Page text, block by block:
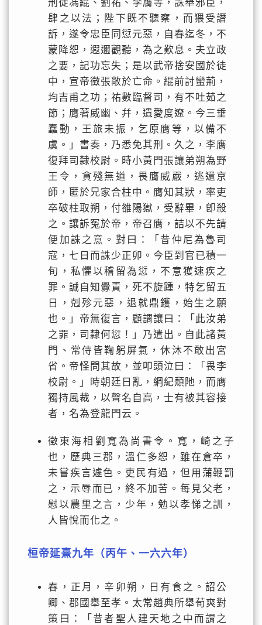
刑徒馮緄、劉祐、李膺等，誅舉邪臣，
肆之以法；陛下既不聽察，而猥受譖
訴，遂令忠臣同愆元惡，自春迄冬，不
蒙降恕，遐邇觀聽，為之歎息。夫立政
之要，記功忘失；是以武帝捨安國於徒
中，宣帝徵張敞於亡命。緄前討蠻荊，
均吉甫之功；祐數臨督司，有不吐茹之
節；膺著威幽、幷，遺愛度遼。今三垂
蠢動，王旅未振，乞原膺等，以備不
虞。」書奏，乃悉免其刑。久之，李膺
復拜司隸校尉。時小黃門張讓弟朔為野
王令，貪殘無道，畏膺威嚴，逃還京
師，匿於兄家合柱中。膺知其狀，率吏
卒破柱取朔，付雒陽獄，受辭畢，卽殺
之。讓訴冤於帝，帝召膺，詰以不先請
便加誅之意。對曰：「昔仲尼為魯司
寇，七日而誅少正卯。今臣到官已積一
旬，私懼以稽留為愆，不意獲速疾之
罪。誠自知釁責，死不旋踵，特乞留五
日，剋殄元惡，退就鼎鑊，始生之願
也。」帝無復言，顧謂讓曰：「此汝弟
之罪，司隸何愆！」乃遣出。自此諸黃
門、常侍皆鞠躬屏氣，休沐不敢出宮
省。帝怪問其故，並叩頭泣曰：「畏李
校尉。」時朝廷日亂，綱紀頹阤，而膺
獨持風裁，以聲名自高，士有被其容接
者，名為登龍門云。
徵東海相劉寬為尚書令。寬，崎之子
也，歷典三郡，溫仁多恕，雖在倉卒，
未嘗疾言遽色。吏民有過，但用蒲鞭罰
之，示辱而已，終不加苦。每見父老，
慰以農里之言，少年，勉以孝悌之訓，
人皆悅而化之。
桓帝延熹九年（丙午、一六六年）
春，正月，辛卯朔，日有食之。詔公
卿、郡國舉至孝。太常趙典所舉荀爽對
策曰：「昔者聖人建天地之中而謂之